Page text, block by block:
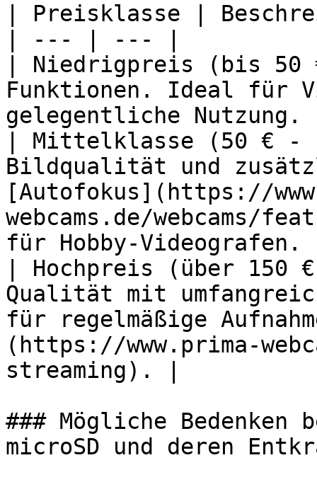
| Preisklasse |
| --- | --- |
| Niedrigpreis (bis 50
Funktionen. Ideal für
gelegentliche Nutzung.
| Mittelklasse (50 € -
Bildqualität und
[Autofokus](https://
webcams.de/webcams/
für Hobby-
| Hochpreis (über
Qualität mit
für regelmäßige
(https://www.prima-
streaming). |
### Mögliche Bedenken
microSD und deren